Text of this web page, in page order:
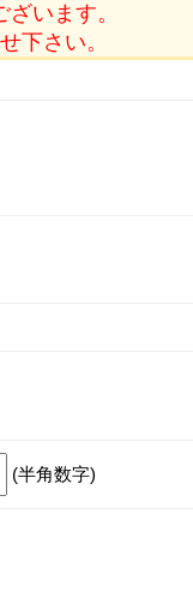
います。
下さい。
(半角数字)